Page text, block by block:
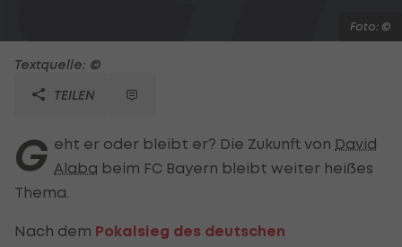
Foto: ©
Textquelle: ©
TEILEN
G eht er oder bleibt er? Die Zukunft von David
Alaba beim FC Bayern bleibt weiter heißes
Thema.
Nach dem Pokalsieg des deutschen